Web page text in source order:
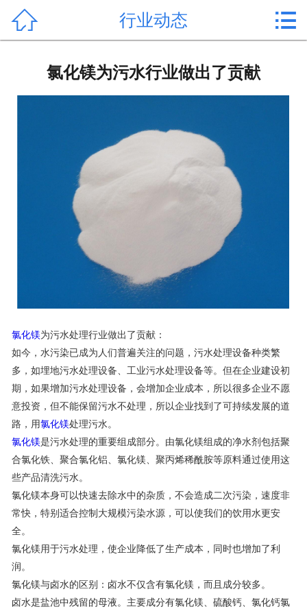
公司简介
氯化镁价格
作用用途
行业动态
 行业动态 
氯化镁为污水行业做出了贡献
氯化镁为污水处理行业做出了贡献：
如今，水污染已成为人们普遍关注的问题，污水处理设备种类繁
多，如埋地污水处理设备、工业污水处理设备等。但在企业建设初
期，如果增加污水处理设备，会增加企业成本，所以很多企业不愿
意投资，但不能保留污水不处理，所以企业找到了可持续发展的道
路，用氯化镁处理污水。
氯化镁是污水处理的重要组成部分。由氯化镁组成的净水剂包括聚
合氯化铁、聚合氯化铝、氯化镁、聚丙烯稀酰胺等原料通过使用这
些产品清洗污水。
氯化镁本身可以快速去除水中的杂质，不会造成二次污染，速度非
常快，特别适合控制大规模污染水源，可以使我们的饮用水更安
全。
氯化镁用于污水处理，使企业降低了生产成本，同时也增加了利
润。
氯化镁与卤水的区别：卤水不仅含有氯化镁，而且成分较多。
卤水是盐池中残留的母液。主要成分有氯化镁、硫酸钙、氯化钙氯